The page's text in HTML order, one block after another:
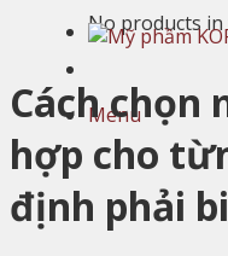
No products in
Menu
Cách chọn
hợp cho
định phải